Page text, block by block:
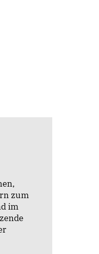
zum
im